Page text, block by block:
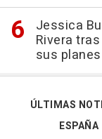
Jessica
Rivera
sus
ÚLTIMAS
ESPAÑA